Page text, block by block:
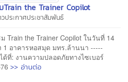
Train the Trainer Copilot
วประกาศประชาสัมพันธ์
Train the Trainer Copilot ในวันที่ 14
1 อาคารหอสมุด มทร.ล้านนา -----
ด้ที่: งานความปลอดภัยทางไซเบอร์
>> อ่านต่อ